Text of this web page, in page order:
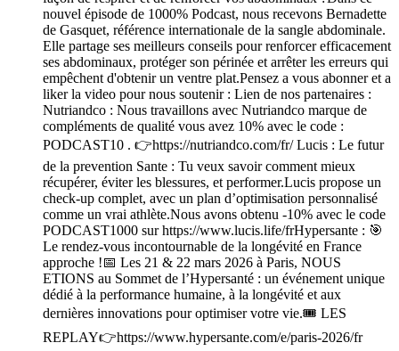
nouvel épisode de 1000% Podcast, nous recevons Bernadette
de Gasquet, référence internationale de la sangle abdominale.
Elle partage ses meilleurs conseils pour renforcer efficacement
ses abdominaux, protéger son périnée et arrêter les erreurs qui
empêchent d'obtenir un ventre plat.Pensez a vous abonner et a
liker la video pour nous soutenir : Lien de nos partenaires :
Nutriandco : Nous travaillons avec Nutriandco marque de
compléments de qualité vous avez 10% avec le code :
PODCAST10 . 👉https://nutriandco.com/fr/ Lucis : Le futur
de la prevention Sante : Tu veux savoir comment mieux
récupérer, éviter les blessures, et performer.Lucis propose un
check-up complet, avec un plan d’optimisation personnalisé
comme un vrai athlète.Nous avons obtenu -10% avec le code
PODCAST1000 sur https://www.lucis.life/frHypersante : 🎯
Le rendez-vous incontournable de la longévité en France
approche !📅 Les 21 & 22 mars 2026 à Paris, NOUS
ETIONS au Sommet de l’Hypersanté : un événement unique
dédié à la performance humaine, à la longévité et aux
dernières innovations pour optimiser votre vie.🎟️ LES
REPLAY👉https://www.hypersante.com/e/paris-2026/fr